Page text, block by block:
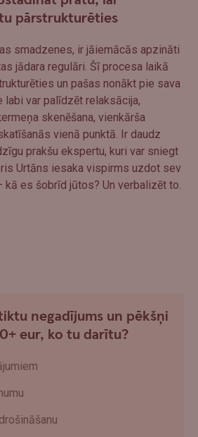
pārstrukturēties
smadzenes, ir jāiemācās apzināti
jādara regulāri. Šī procesa laikā
un pašas nonākt pie sava
labi var palīdzēt relaksācija,
skenēšana, vienkārša
vienā punktā. Ir daudz
prakšu ekspertu, kuri var sniegt
Urtāns iesaka vispirms uzdot sev
kā es šobrīd jūtos? Un verbalizēt to.
negadījums un pēkšņi
eur, ko tu darītu?